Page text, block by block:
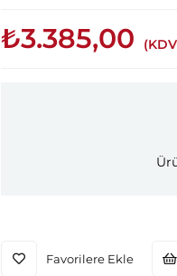
₺3.385,00
Favorilere Ekle